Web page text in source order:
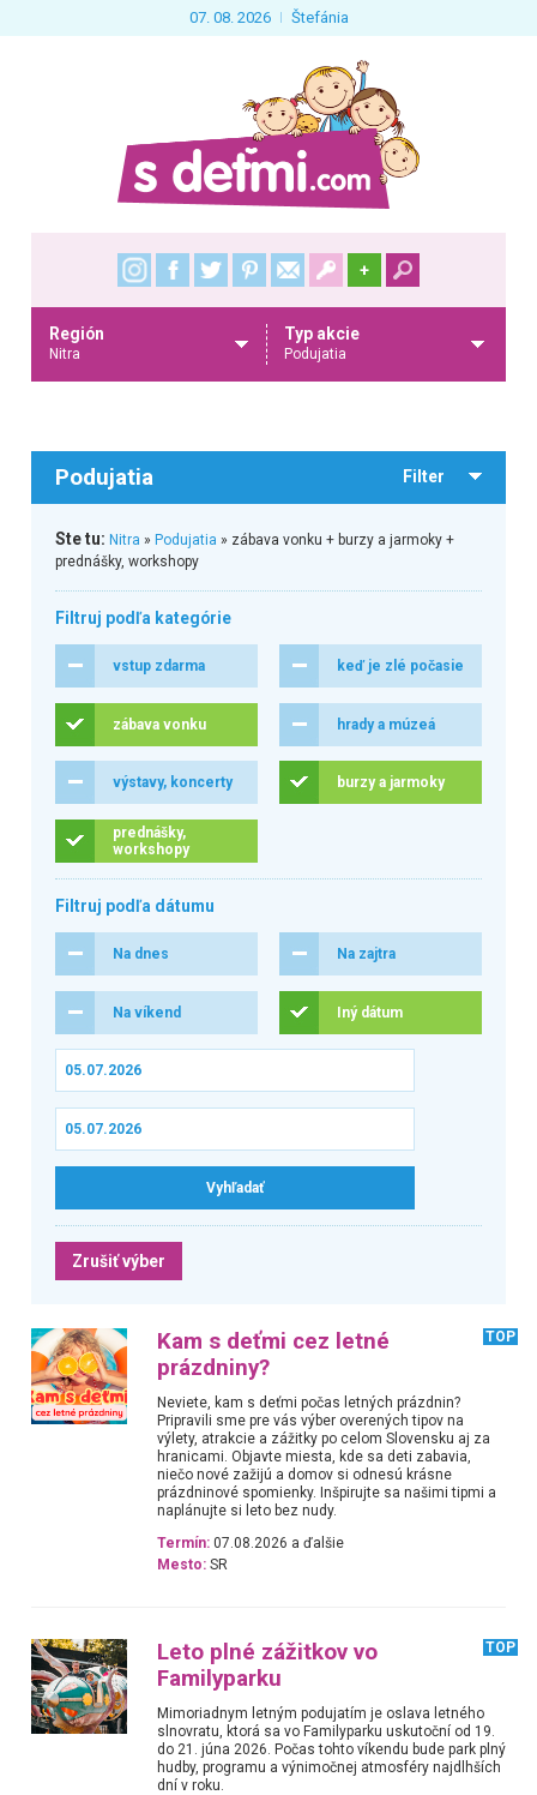
07. 08. 2026 Štefánia
+
Región
Nitra
Typ akcie
Podujatia
Podujatia Filter
Ste tu: Nitra » Podujatia » zábava vonku + burzy a jarmoky +
prednášky, workshopy
Filtruj podľa kategórie
vstup zdarma keď je zlé počasie
zábava vonku hrady a múzeá
výstavy, koncerty burzy a jarmoky
prednášky,
workshopy
Filtruj podľa dátumu
Na dnes Na zajtra
Na víkend Iný dátum
Zrušiť výber
Kam s deťmi cez letné
prázdniny?
TOP
Neviete, kam s deťmi počas letných prázdnin?
Pripravili sme pre vás výber overených tipov na
výlety, atrakcie a zážitky po celom Slovensku aj za
hranicami. Objavte miesta, kde sa deti zabavia,
niečo nové zažijú a domov si odnesú krásne
prázdninové spomienky. Inšpirujte sa našimi tipmi a
naplánujte si leto bez nudy.
Termín: 07.08.2026 a ďalšie
Mesto: SR
Leto plné zážitkov vo
Familyparku
TOP
Mimoriadnym letným podujatím je oslava letného
slnovratu, ktorá sa vo Familyparku uskutoční od 19.
do 21. júna 2026. Počas tohto víkendu bude park plný
hudby, programu a výnimočnej atmosféry najdlhších
dní v roku.